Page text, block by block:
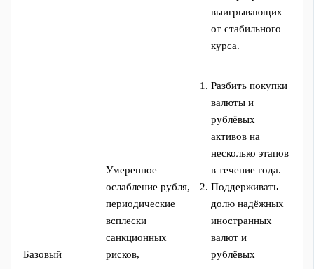
выигрывающих
от стабильного
курса.
Базовый
Умеренное
ослабление рубля,
периодические
всплески
санкционных
рисков,
Разбить покупки
валюты и
рублёвых
активов на
несколько этапов
в течение года.
Поддерживать
долю надёжных
иностранных
валют и
рублёвых